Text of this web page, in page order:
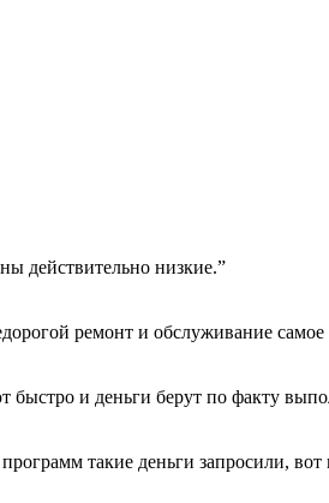
действительно низкие.”
ремонт и обслуживание
и деньги берут по факту
такие деньги запросили,